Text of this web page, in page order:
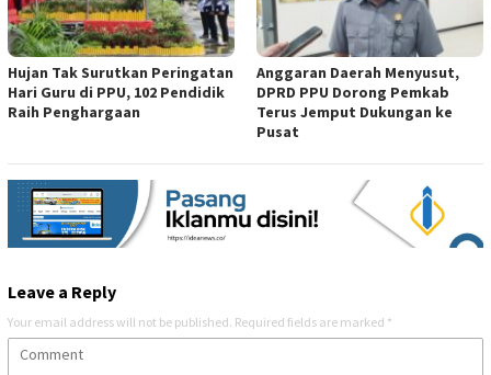
Hujan Tak Surutkan Peringatan
Hari Guru di PPU, 102 Pendidik
Raih Penghargaan
Anggaran Daerah Menyusut,
DPRD PPU Dorong Pemkab
Terus Jemput Dukungan ke
Pusat
Leave a Reply
Your email address will not be published. Required fields are marked *